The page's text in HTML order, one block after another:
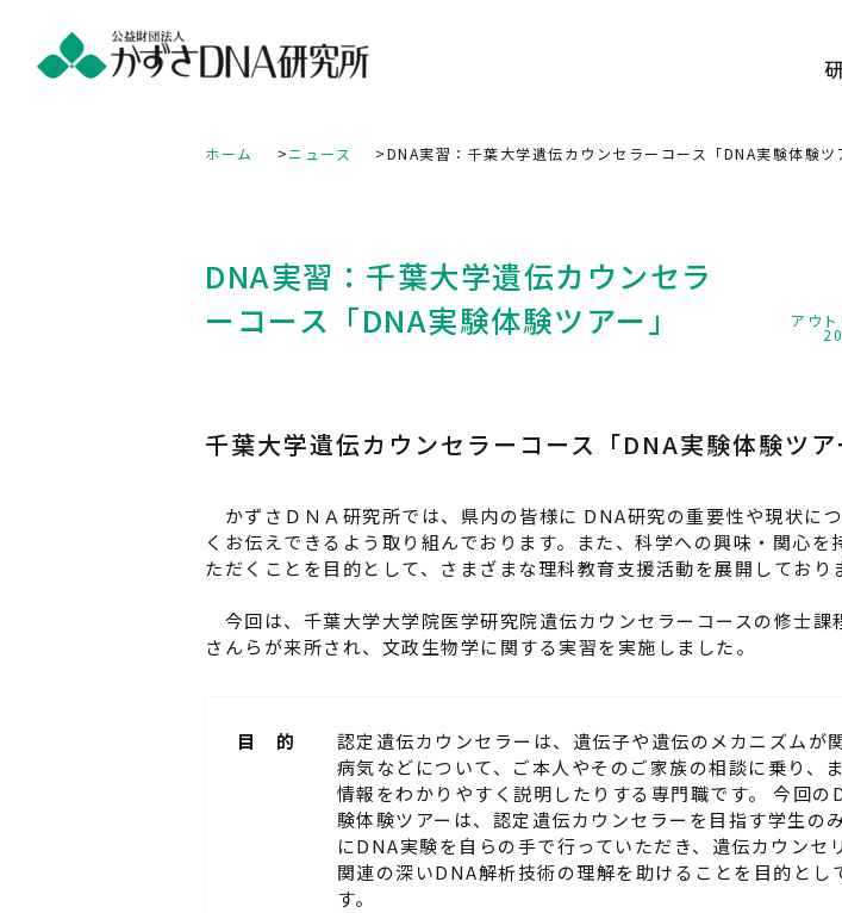
ホーム ニュース DNA実習：千葉大学遺伝カウンセラーコース「DNA実験体験ツ
DNA実習：千葉大学遺伝カウンセラ
ーコース「DNA実験体験ツアー」
アウ
千葉大学遺伝カウンセラーコース「DNA実験体験ツア
かずさＤＮＡ研究所では、県内の皆様に DNA研究の重要性や現状に
くお伝えできるよう取り組んでおります。また、科学への興味・関心を
ただくことを目的として、さまざまな理科教育支援活動を展開しており
今回は、千葉大学大学院医学研究院遺伝カウンセラーコースの修士課
さんらが来所され、文政生物学に関する実習を実施しました。
目 的
認定遺伝カウンセラーは、遺伝子や遺伝のメカニズムが
病気などについて、ご本人やそのご家族の相談に乗り、
情報をわかりやすく説明したりする専門職です。 今回の
験体験ツアーは、認定遺伝カウンセラーを目指す学生の
にDNA実験を自らの手で行っていただき、遺伝カウンセ
関連の深いDNA解析技術の理解を助けることを目的とし
す。